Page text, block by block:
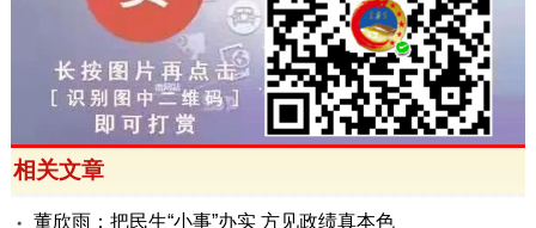
相关文章
董欣雨：把民生“小事”办实 方见政绩真本色